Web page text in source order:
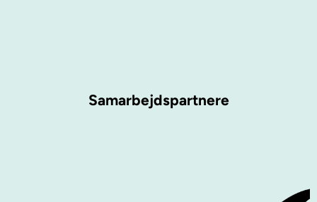
Samarbejdspartnere